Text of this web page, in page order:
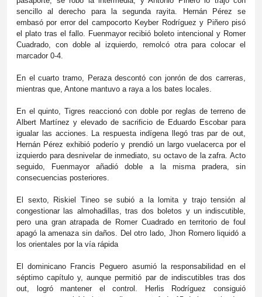
sencillo al derecho para la segunda rayita. Hernán Pérez se
embasó por error del campocorto Keyber Rodríguez y Piñero pisó
el plato tras el fallo. Fuenmayor recibió boleto intencional y Romer
Cuadrado, con doble al izquierdo, remolcó otra para colocar el
marcador 0-4.
En el cuarto tramo, Peraza descontó con jonrón de dos carreras,
mientras que, Antone mantuvo a raya a los bates locales.
En el quinto, Tigres reaccionó con doble por reglas de terreno de
Albert Martínez y elevado de sacrificio de Eduardo Escobar para
igualar las acciones. La respuesta indígena llegó tras par de out,
Hernán Pérez exhibió poderío y prendió un largo vuelacerca por el
izquierdo para desnivelar de inmediato, su octavo de la zafra. Acto
seguido, Fuenmayor añadió doble a la misma pradera, sin
consecuencias posteriores.
El sexto, Riskiel Tineo se subió a la lomita y trajo tensión al
congestionar las almohadillas, tras dos boletos y un indiscutible,
pero una gran atrapada de Romer Cuadrado en territorio de foul
apagó la amenaza sin daños. Del otro lado, Jhon Romero liquidó a
los orientales por la vía rápida
El dominicano Francis Peguero asumió la responsabilidad en el
séptimo capítulo y, aunque permitió par de indiscutibles tras dos
out, logró mantener el control. Herlis Rodríguez consiguió